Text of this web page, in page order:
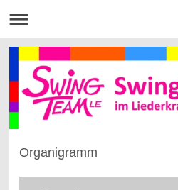
Organigramm